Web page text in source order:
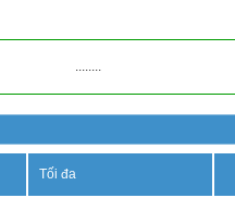
Tối đa